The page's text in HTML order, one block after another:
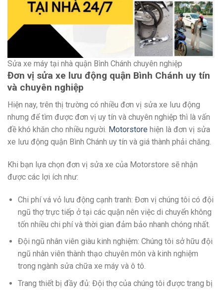
Sửa xe máy tại nhà quận Bình Chánh chuyên nghiệp
Đơn vị sửa xe lưu động quận Bình Chánh uy tín
và chuyên nghiệp
Hiện nay, trên thị trường có nhiều đơn vị sửa xe lưu động
nhưng để tìm được đơn vị uy tín và chuyên nghiệp thì là vấn
đề khó khăn cho nhiều người. Motorstore hiện là đơn vị sửa
xe lưu động quận Bình Chánh uy tín và giá thành phải chăng.
Khi bạn lựa chọn đơn vị sửa xe của Motorstore sẽ nhận
được các lợi ích như:
Chi phí vá vỏ lưu động cạnh tranh: Đơn vị chúng tôi có đội
ngũ thợ trực tiếp ở tại các quận nên việc di chuyển không
tốn nhiều chi phí và thời gian đảm bảo nhanh chóng nhất.
Đội ngũ nhân viên giàu kinh nghiệm: Chúng tôi sở hữu đội
ngũ nhân viên thành thạo chuyên môn và kinh nghiệm
trong ngành sửa chữa xe máy và ô tô.
Trang thiết bị đầy đủ: Đội thợ của chúng tôi được trang bị